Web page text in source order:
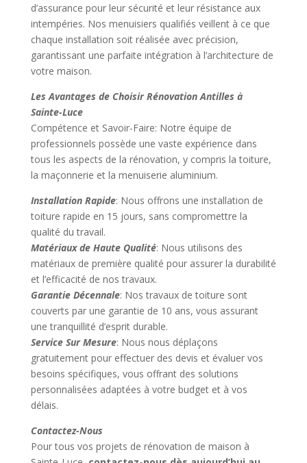
d’assurance pour leur sécurité et leur résistance aux
intempéries. Nos menuisiers qualifiés veillent à ce que
chaque installation soit réalisée avec précision,
garantissant une parfaite intégration à l’architecture de
votre maison.
Les Avantages de Choisir Rénovation Antilles à
Sainte-Luce
Compétence et Savoir-Faire: Notre équipe de
professionnels possède une vaste expérience dans
tous les aspects de la rénovation, y compris la toiture,
la maçonnerie et la menuiserie aluminium.
Installation Rapide: Nous offrons une installation de
toiture rapide en 15 jours, sans compromettre la
qualité du travail.
Matériaux de Haute Qualité: Nous utilisons des
matériaux de première qualité pour assurer la durabilité
et l’efficacité de nos travaux.
Garantie Décennale: Nos travaux de toiture sont
couverts par une garantie de 10 ans, vous assurant
une tranquillité d’esprit durable.
Service Sur Mesure: Nous nous déplaçons
gratuitement pour effectuer des devis et évaluer vos
besoins spécifiques, vous offrant des solutions
personnalisées adaptées à votre budget et à vos
délais.
Contactez-Nous
Pour tous vos projets de rénovation de maison à